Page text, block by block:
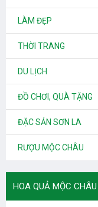
LÀM ĐẸP
THỜI TRANG
DU LỊCH
ĐỒ CHƠI, QUÀ TẶNG
ĐẶC SẢN SƠN LA
RƯỢU MỘC CHÂU
HOA QUẢ MỘC CHÂU